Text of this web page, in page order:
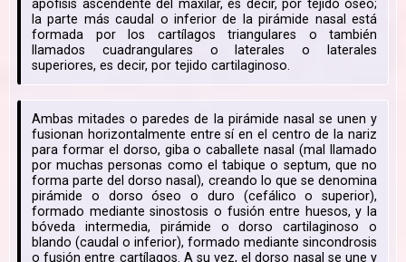
apófisis ascendente del maxilar, es decir, por tejido óseo;
la parte más caudal o inferior de la pirámide nasal está
formada por los cartílagos triangulares o también
llamados cuadrangulares o laterales o laterales
superiores, es decir, por tejido cartilaginoso.
Ambas mitades o paredes de la pirámide nasal se unen y
fusionan horizontalmente entre sí en el centro de la nariz
para formar el dorso, giba o caballete nasal (mal llamado
por muchas personas como el tabique o septum, que no
forma parte del dorso nasal), creando lo que se denomina
pirámide o dorso óseo o duro (cefálico o superior),
formado mediante sinostosis o fusión entre huesos, y la
bóveda intermedia, pirámide o dorso cartilaginoso o
blando (caudal o inferior), formado mediante sincondrosis
o fusión entre cartílagos. A su vez, el dorso nasal se une y